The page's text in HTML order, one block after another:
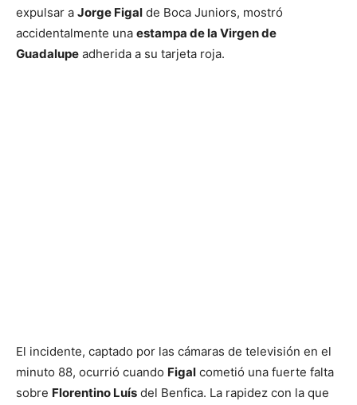
expulsar a Jorge Figal de Boca Juniors, mostró
accidentalmente una estampa de la Virgen de
Guadalupe adherida a su tarjeta roja.
El incidente, captado por las cámaras de televisión en el
minuto 88, ocurrió cuando Figal cometió una fuerte falta
sobre Florentino Luís del Benfica. La rapidez con la que